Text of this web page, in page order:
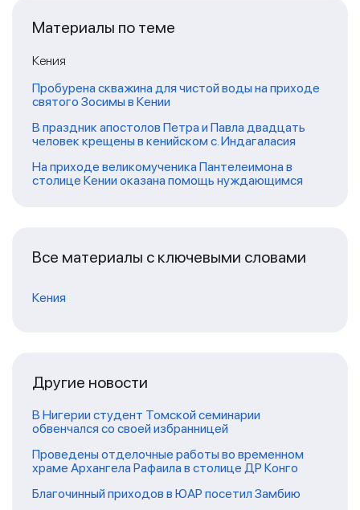
Материалы по теме
Кения
Пробурена скважина для чистой воды на приходе
святого Зосимы в Кении
В праздник апостолов Петра и Павла двадцать
человек крещены в кенийском с. Индагаласия
На приходе великомученика Пантелеимона в
столице Кении оказана помощь нуждающимся
Все материалы с ключевыми словами
Кения
Другие новости
В Нигерии студент Томской семинарии
обвенчался со своей избранницей
Проведены отделочные работы во временном
храме Архангела Рафаила в столице ДР Конго
Благочинный приходов в ЮАР посетил Замбию